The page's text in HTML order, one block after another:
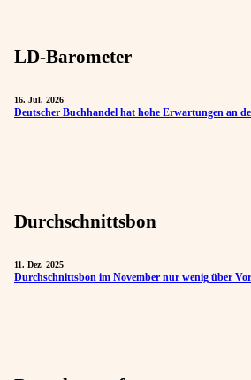
LD-Barometer
16. Jul. 2026
Deutscher Buchhandel hat hohe Erwartungen an
Durchschnittsbon
11. Dez. 2025
Durchschnittsbon im November nur wenig über